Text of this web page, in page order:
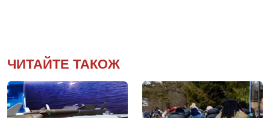
ЧИТАЙТЕ ТАКОЖ